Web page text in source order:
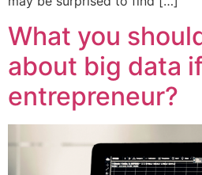
What you
about big data
entrepreneur?